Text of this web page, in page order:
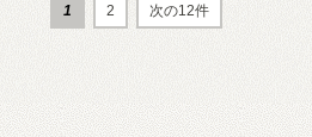
1 2 次の12件